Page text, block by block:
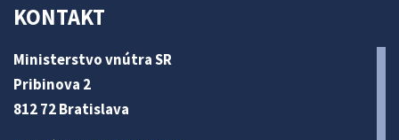
KONTAKT
Ministerstvo vnútra SR
Pribinova 2
812 72 Bratislava